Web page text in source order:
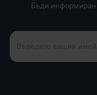
Бъди информиран